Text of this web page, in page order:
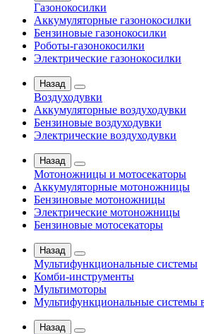
Газонокосилки
Аккумуляторные газонокосилки
Бензиновые газонокосилки
Роботы-газонокосилки
Электрические газонокосилки
Назад
Воздуходувки
Аккумуляторные воздуходувки
Бензиновые воздуходувки
Электрические воздуходувки
Назад
Мотоножницы и мотосекаторы
Аккумуляторные мотоножницы
Бензиновые мотоножницы
Электрические мотоножницы
Бензиновые мотосекаторы
Назад
Мультифункциональные системы
Комби-инструменты
Мультимоторы
Мультифункциональные системы
Назад